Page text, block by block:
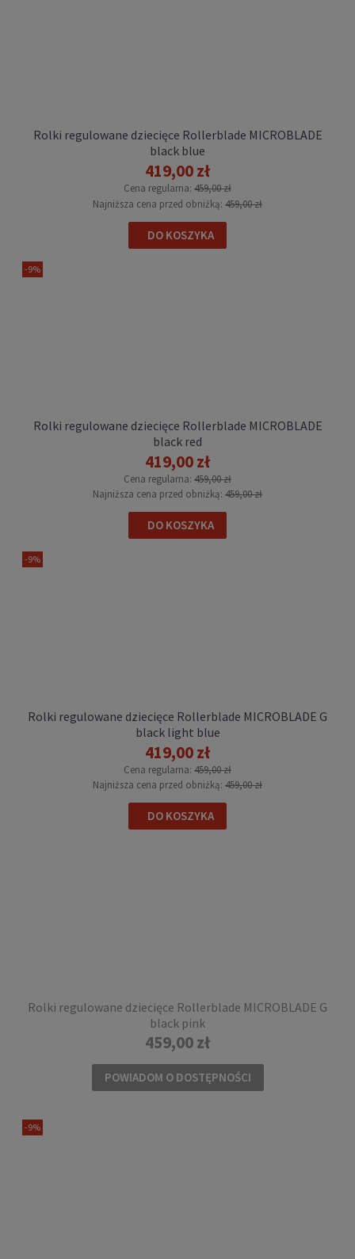
419,00 zł
Cena regularna:459,00 zł
Najniższa cena przed obniżką:459,00 zł
DO KOSZYKA
419,00 zł
Cena regularna:459,00 zł
Najniższa cena przed obniżką:459,00 zł
DO KOSZYKA
DO KOSZYKA
MICROBLADE SL black/lime
419,00 zł
Cena regularna:459,00 zł
Najniższa cena przed obniżką:459,00 zł
DO KOSZYKA
Rolki regulowane dziecięce Rollerblade MICROBLADE
black blue
419,00 zł
Cena regularna: 459,00 zł
Najniższa cena przed obniżką: 459,00 zł
DO KOSZYKA
Rolki regulowane dziecięce Rollerblade MICROBLADE
black red
419,00 zł
Cena regularna: 459,00 zł
Najniższa cena przed obniżką: 459,00 zł
DO KOSZYKA
-9%
Rolki regulowane dziecięce Rollerblade MICROBLADE G
black light blue
419,00 zł
Cena regularna: 459,00 zł
Najniższa cena przed obniżką: 459,00 zł
DO KOSZYKA
-9%
Rolki regulowane dziecięce Rollerblade MICROBLADE G
black pink
459,00 zł
POWIADOM O DOSTĘPNOŚCI
-9%